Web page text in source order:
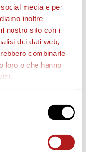
media e per
inoltre
nostro sito con i
dei dati web,
combinarle
loro o che hanno